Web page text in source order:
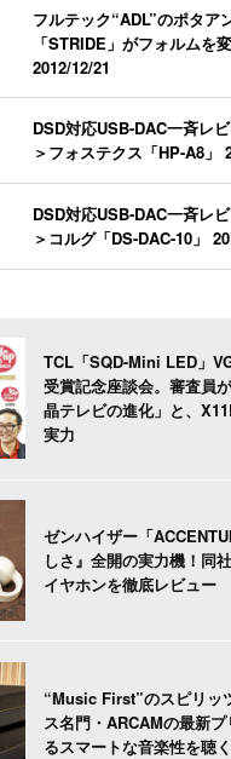
フルテック“ADL”のポタア
「STRIDE」がフォルムを
2012/12/21
DSD対応USB-DAC一斉レ
＞フォステクス「HP-A8」
DSD対応USB-DAC一斉レ
＞コルグ「DS-DAC-10」
TCL「SQD-Mini LED」
受賞記念座談会。審査員
晶テレビの進化」と、
実力
ゼンハイザー「
しさ』全開の実力機！同
イヤホンを徹底レビュー
“Music First”のスピリッ
ス名門・ARCAMの最新
るスマートな音楽性を聴く